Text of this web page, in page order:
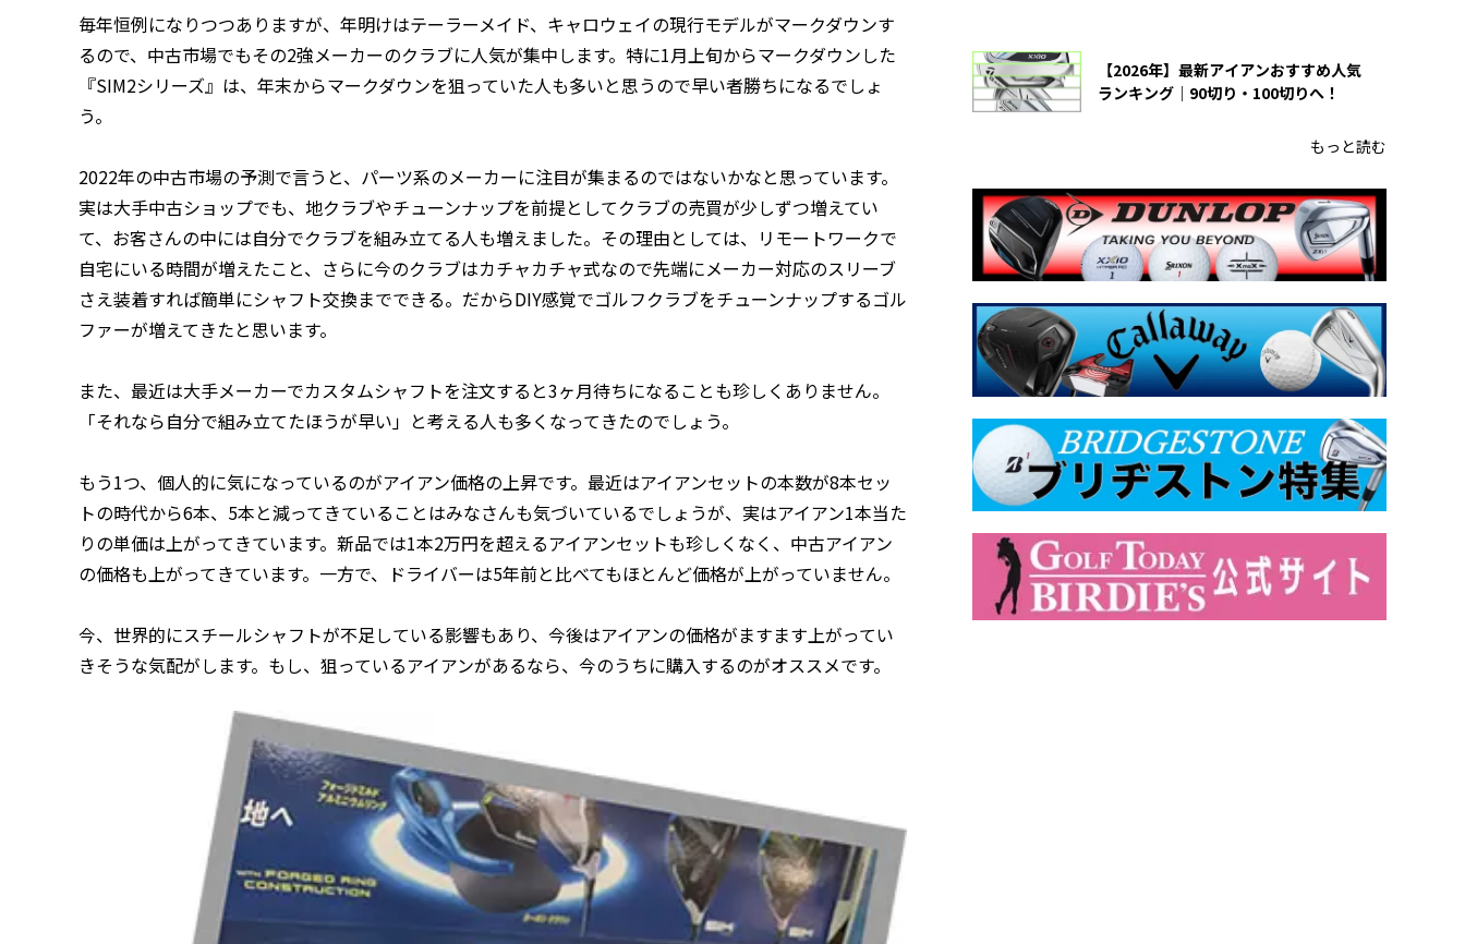
毎年恒例になりつつありますが、年明けはテーラーメイド、キャロウェイの現行モデルがマークダウンす
るので、中古市場でもその2強メーカーのクラブに人気が集中します。特に1月上旬からマークダウンした
『SIM2シリーズ』は、年末からマークダウンを狙っていた人も多いと思うので早い者勝ちになるでしょ
う。
2022年の中古市場の予測で言うと、パーツ系のメーカーに注目が集まるのではないかなと思っています。
実は大手中古ショップでも、地クラブやチューンナップを前提としてクラブの売買が少しずつ増えてい
て、お客さんの中には自分でクラブを組み立てる人も増えました。その理由としては、リモートワークで
自宅にいる時間が増えたこと、さらに今のクラブはカチャカチャ式なので先端にメーカー対応のスリーブ
さえ装着すれば簡単にシャフト交換までできる。だからDIY感覚でゴルフクラブをチューンナップするゴル
ファーが増えてきたと思います。
また、最近は大手メーカーでカスタムシャフトを注文すると3ヶ月待ちになることも珍しくありません。
「それなら自分で組み立てたほうが早い」と考える人も多くなってきたのでしょう。
もう1つ、個人的に気になっているのがアイアン価格の上昇です。最近はアイアンセットの本数が8本セッ
トの時代から6本、5本と減ってきていることはみなさんも気づいているでしょうが、実はアイアン1本当た
りの単価は上がってきています。新品では1本2万円を超えるアイアンセットも珍しくなく、中古アイアン
の価格も上がってきています。一方で、ドライバーは5年前と比べてもほとんど価格が上がっていません。
今、世界的にスチールシャフトが不足している影響もあり、今後はアイアンの価格がますます上がってい
きそうな気配がします。もし、狙っているアイアンがあるなら、今のうちに購入するのがオススメです。
【2026年】最新アイアンおすすめ人気
ランキング｜90切り・100切りへ！
もっと読む